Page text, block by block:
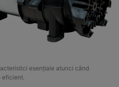
esențiale atunci când
eficient.